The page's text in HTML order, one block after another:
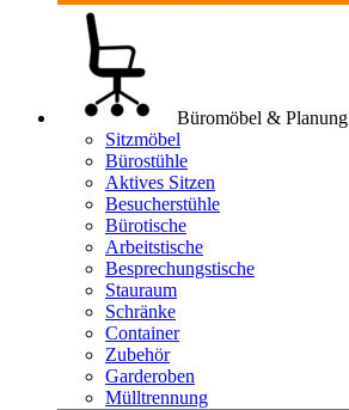
Büromöbel & Planung
Sitzmöbel
Bürostühle
Aktives Sitzen
Besucherstühle
Bürotische
Arbeitstische
Besprechungstische
Stauraum
Schränke
Container
Zubehör
Garderoben
Mülltrennung